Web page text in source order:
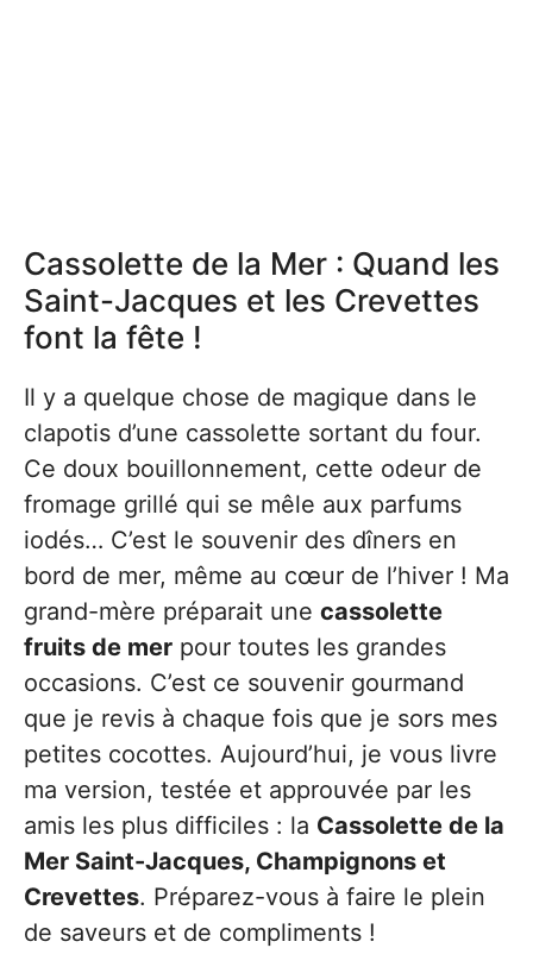
Cassolette de la Mer : Quand les
Saint-Jacques et les Crevettes
font la fête !
Il y a quelque chose de magique dans le
clapotis d’une cassolette sortant du four.
Ce doux bouillonnement, cette odeur de
fromage grillé qui se mêle aux parfums
iodés… C’est le souvenir des dîners en
bord de mer, même au cœur de l’hiver ! Ma
grand-mère préparait une cassolette
fruits de mer pour toutes les grandes
occasions. C’est ce souvenir gourmand
que je revis à chaque fois que je sors mes
petites cocottes. Aujourd’hui, je vous livre
ma version, testée et approuvée par les
amis les plus difficiles : la Cassolette de la
Mer Saint-Jacques, Champignons et
Crevettes. Préparez-vous à faire le plein
de saveurs et de compliments !